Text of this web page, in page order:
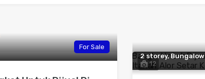
For Sale
12
2 storey, Bungalow